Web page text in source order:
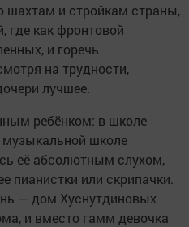
шахтам и стройкам страны,
где как фронтовой
и горечь
на трудности,
лучшее.
ребёнком: в школе
школе
её абсолютным слухом,
пианистки или скрипачки.
— дом Хуснутдиновых
и вместо гамм девочка